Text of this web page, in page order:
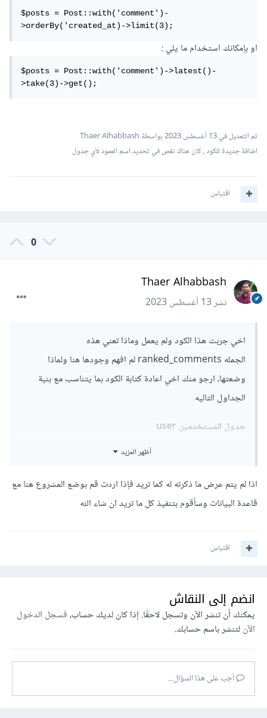
$posts = Post::with('comment')-
>orderBy('created_at)->limit(3);
او بإمكانك استخدام ما يلي
$posts = Post::with('comment')->latest()-
>take(3)->get();
تم التعديل في13 أغسطس 2023
بواسطة Thaer Alhabbash
اضافة جديدة للكود , كان هناك نقص في تحديد اسم العمود لأي جدول
اقتباس
0
Thaer Alhabbash
نشر13 أغسطس 2023
اخي جربت هذا الكود ولم يعمل وماذا تعني هذه
الجمله ranked_comments لم افهم وجودها هنا ولماذا
وضعتها، ارجو منك اخي اعادة كتابة الكود بما يتناسب مع بنية
الجداول التاليه
جدول المستخدمين user
id لتخزين اي دي المستخدم
name لتخزين اسم المستخدم
جدول المنشورات posts
post_id لتخزين اي دي المنشور وربطه مع جدول التعليقات
post_user لتخزين اي دي المستخدم مرسل المنشور والربط مع
post_msg لتخزين نص المنشور
أظهر المزيد
اذا لم يتم عرض ما ذكرته له كما تريد فإذا اردت قم بوضع المشروع هنا مع
قاعدة البيانات وسأقوم بتنفيذ كل ما تريد ان شاء الله
اقتباس
انضم إلى النقاش
يمكنك أن تنشر الآن وتسجل لاحقًا. إذا كان لديك حساب،فسجل الدخول
الآنلتنشر باسم حسابك.
أجب على هذا السؤال...